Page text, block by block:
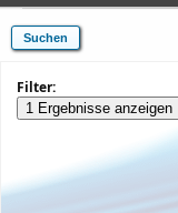
Filter:
1 Ergebnisse anzeigen